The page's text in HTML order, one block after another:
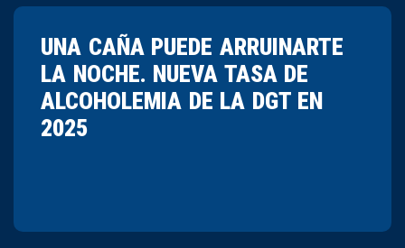
UNA CAÑA PUEDE ARRUINARTE
LA NOCHE. NUEVA TASA DE
ALCOHOLEMIA DE LA DGT EN
2025